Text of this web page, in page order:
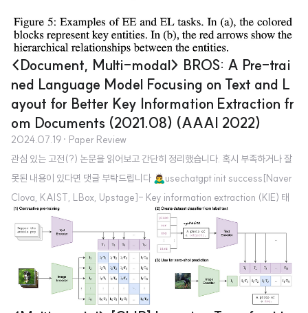
<Document, Multi-modal> BROS: A Pre-trai
ned Language Model Focusing on Text and L
ayout for Better Key Information Extraction fr
om Documents (2021.08) (AAAI 2022)
2024.07.19 · Paper Review
관심 있는 고전(?) 논문을 읽어보고 간단히 정리했습니다. 혹시 부족하거나 잘
못된 내용이 있다면 댓글 부탁드립니다 🙇‍♂️usechatgpt init success[Naver
Clova, KAIST, LBox, Upstage]- Key information extraction (KIE) 태
스크를 잘 처리하기 위해 text와 layout을 효과적으로 결합하는 방식을 고안-
BROS (BERT Relying On Spatiality): text를 2D 공간에서 relative posi
tion encoding 하고 area-masking strategy를 적용- 현실 세계에서 다루
기 어려운 두 가지의 문제(incorrect text ordering, fewer downstream exa
mples)에도 강건함..